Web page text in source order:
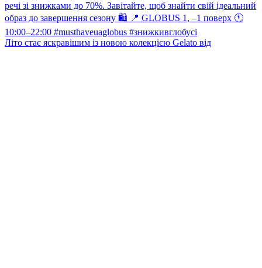
Літо стає яскравішим із новою колекцією Gelato від